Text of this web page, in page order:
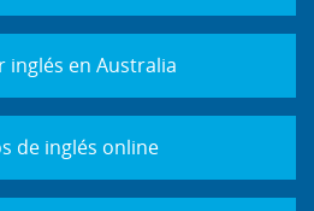
inglés en Australia
de inglés online